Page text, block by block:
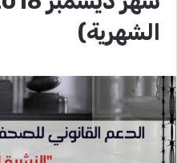
الشهرية)